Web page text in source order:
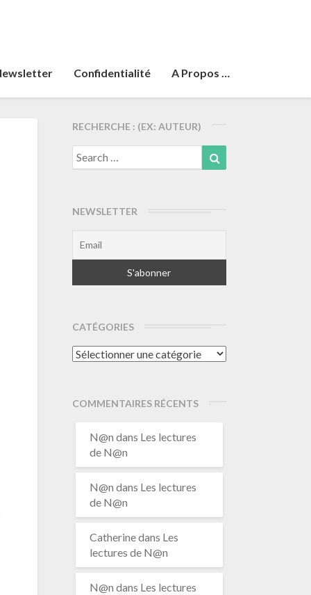
Confidentialité A Propos …
RECHERCHE : (EX: AUTEUR)
Search
for:
NEWSLETTER
CATÉGORIES
Catégories
COMMENTAIRES RÉCENTS
N@n dans Les lectures
de N@n
N@n dans Les lectures
de N@n
Catherinedans Les
lectures de N@n
N@n dans Les lectures